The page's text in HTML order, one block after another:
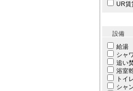
UR賃
設備
給湯
シャ
追い
浴室
トイ
シャ